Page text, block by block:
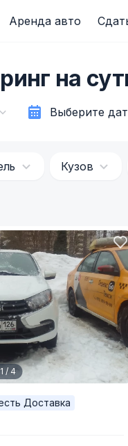
Аренда авто
на
Выберите
Кузов
1 / 4
Доставка